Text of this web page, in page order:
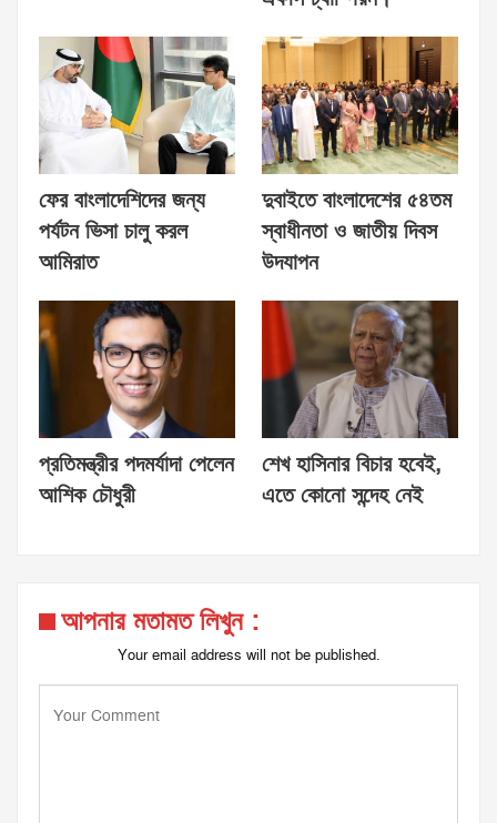
ফের বাংলাদেশিদের জন্য
পর্যটন ভিসা চালু করল
আমিরাত
দুবাইতে বাংলাদেশের ৫৪তম
স্বাধীনতা ও জাতীয় দিবস
উদযাপন
প্রতিমন্ত্রীর পদমর্যাদা পেলেন
আশিক চৌধুরী
শেখ হাসিনার বিচার হবেই,
এতে কোনো সন্দেহ নেই
আপনার মতামত লিখুন :
Your email address will not be published.